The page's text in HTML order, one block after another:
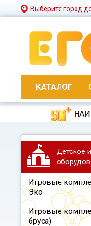
Выберите город
КАТАЛОГ
Детское
Игровые
Эко
Игровые
бруса)